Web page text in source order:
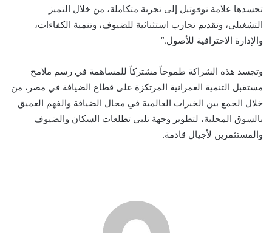
تجسدها علامة نوفوتيل إلى تجربة متكاملة، من خلال التميز
التشغيلي، وتقديم تجارب استثنائية للضيوف، وتنمية الكفاءات،
والإدارة الاحترافية للأصول.”
وتجسد هذه الشراكة طموحاً مشتركاً للمساهمة في رسم ملامح
مستقبل التنمية العمرانية المرتكزة على قطاع الضيافة في مصر، من
خلال الجمع بين الخبرات العالمية في مجال الضيافة والفهم العميق
بالسوق المحلية، لتطوير وجهة تلبي تطلعات السكان والضيوف
والمستثمرين لأجيال قادمة.